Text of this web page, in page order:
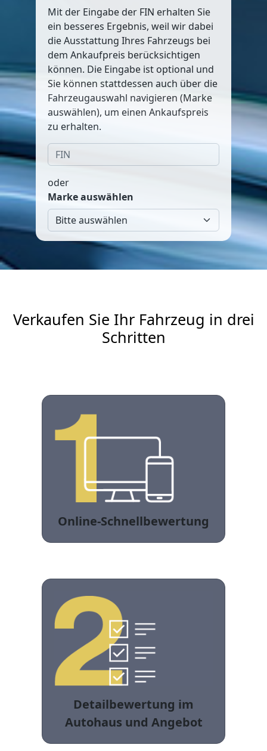
Mit der Eingabe der FIN erhalten Sie
ein besseres Ergebnis, weil wir dabei
die Ausstattung Ihres Fahrzeugs bei
dem Ankaufpreis berücksichtigen
können. Die Eingabe ist optional und
Sie können stattdessen auch über die
Fahrzeugauswahl navigieren (Marke
auswählen), um einen Ankaufspreis
zu erhalten.
oder
Marke auswählen
Verkaufen Sie Ihr Fahrzeug in drei
Schritten
Online-Schnellbewertung
Detailbewertung im
Autohaus und Angebot